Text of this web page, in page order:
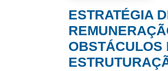
ESTRATÉGIA
OBSTÁCULOS